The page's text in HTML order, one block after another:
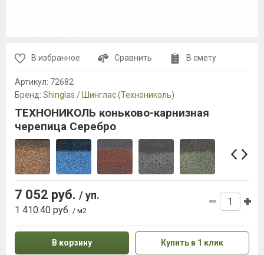
В избранное Сравнить В смету
Артикул: 72682
Бренд: Shinglas / Шинглас (Технониколь)
ТЕХНОНИКОЛЬ коньково-карнизная
черепица Серебро
7 052 руб. / уп.
1 410.40 руб. / м2
В корзину Купить в 1 клик